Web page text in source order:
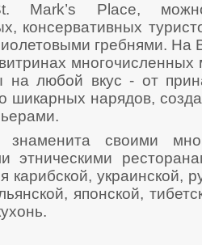
Mark’s Place,
консервативных
гребнями. На
многочисленных
на любой вкус - от
шикарных нарядов,
знаменита своими
этническими
карибской, украинской,
японской,